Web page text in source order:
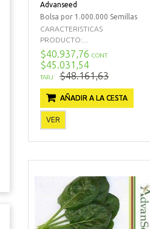
Advanseed
Bolsa por 1.000.000 Semillas
CARACTERISTICAS
PRODUCTO:...
$40.937,76 CONT
$45.031,54
TARJ $48.161,63
AÑADIR A LA CESTA
VER